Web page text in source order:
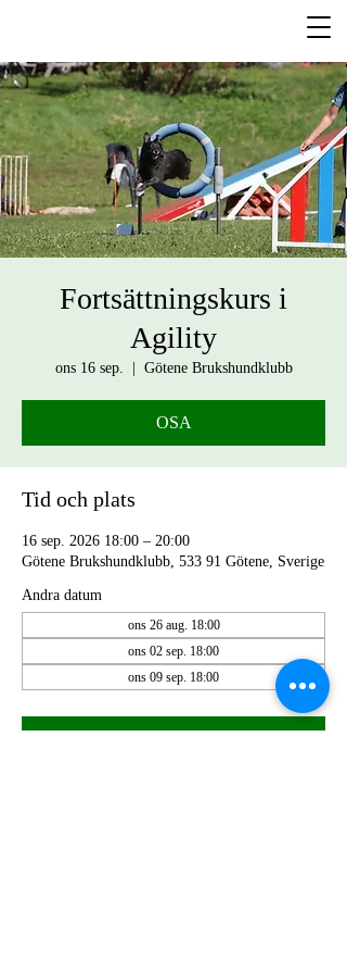
Fortsättningskurs i
Agility
ons 16 sep. Götene Brukshundklubb
OSA
Tid och plats
16 sep. 2026 18:00 – 20:00
Götene Brukshundklubb, 533 91 Götene, Sverige
Andra datum
ons 26 aug. 18:00
ons 02 sep. 18:00
ons 09 sep. 18:00